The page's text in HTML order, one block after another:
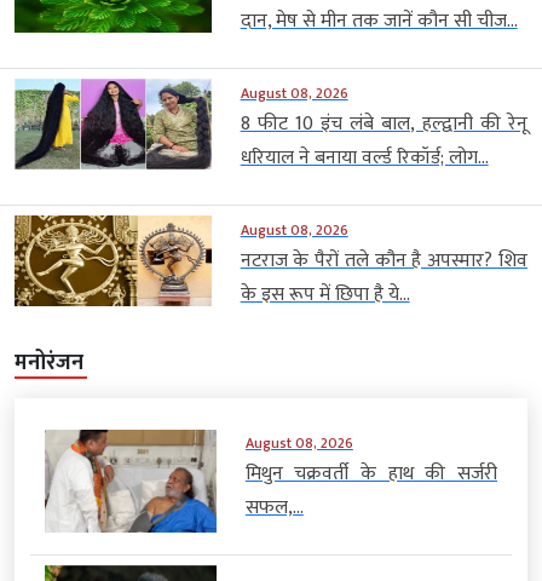
दान, मेष से मीन तक जानें कौन सी चीज...
August 08, 2026
8 फीट 10 इंच लंबे बाल, हल्द्वानी की रेनू
धरियाल ने बनाया वर्ल्ड रिकॉर्ड; लोग...
August 08, 2026
नटराज के पैरों तले कौन है अपस्मार? शिव
के इस रूप में छिपा है ये...
मनोरंजन
August 08, 2026
मिथुन चक्रवर्ती के हाथ की सर्जरी
सफल,...